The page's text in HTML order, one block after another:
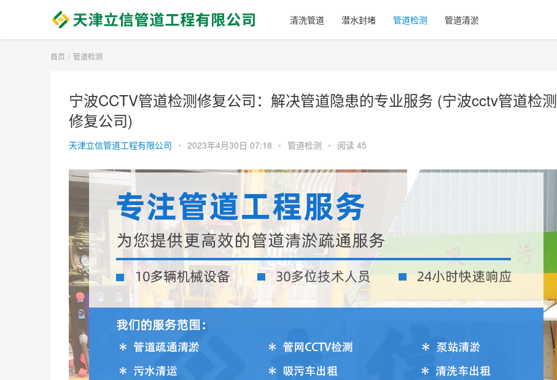
清洗管道 潜水封堵 管道检测 管道清淤
首页 管道检测
宁波CCTV管道检测修复公司：解决管道隐患的专业服务 (宁波cctv管道检测
修复公司)
天津立信管道工程有限公司 • 2023年4月30日 07:18 • 管道检测 • 阅读 45